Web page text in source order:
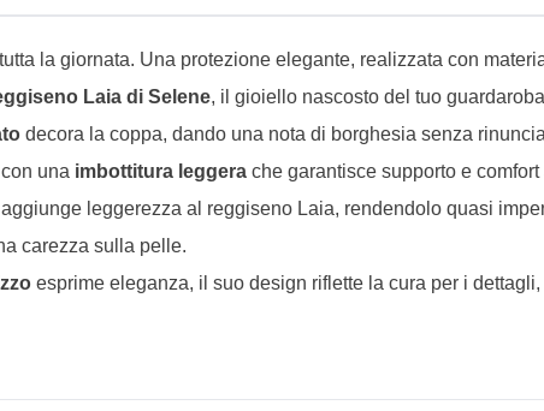
la giornata. Una protezione elegante, realizzata con
Laia di Selene, il gioiello nascosto del tuo
decora la coppa, dando una nota di borghesia senza
una imbottitura leggera che garantisce supporto e
aggiunge leggerezza al reggiseno Laia, rendendolo quasi
carezza sulla pelle.
esprime eleganza, il suo design riflette la cura per i